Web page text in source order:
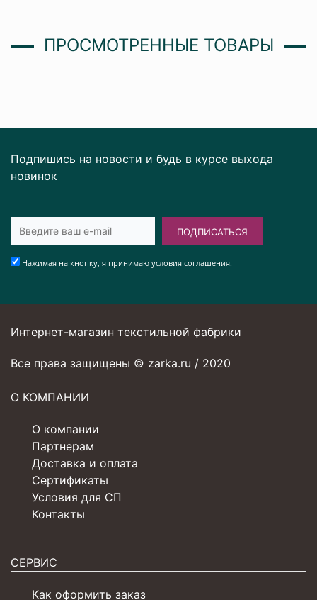
ПРОСМОТРЕННЫЕ ТОВАРЫ
Подпишись на новости и будь в курсе выхода
новинок
ПОДПИСАТЬСЯ
Нажимая на кнопку, я принимаю условия соглашения.
Интернет-магазин текстильной фабрики
Все права защищены © zarka.ru / 2020
О КОМПАНИИ
О компании
Партнерам
Доставка и оплата
Сертификаты
Условия для СП
Контакты
СЕРВИС
Как оформить заказ